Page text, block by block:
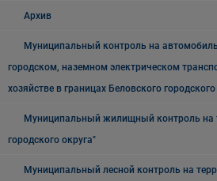
Архив
Муниципальный контроль на
городском, наземном электрическом
хозяйстве в границах Беловского городского
Муниципальный жилищный контроль на
городского округа"
Муниципальный лесной контроль на